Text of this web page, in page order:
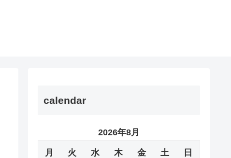
calendar
2026年8月
月 火 水 木 金 土 日